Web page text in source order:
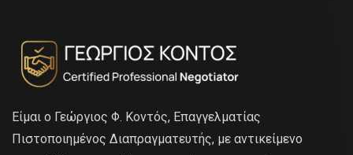
Είμαι ο Γεώργιος Φ. Κοντός, Επαγγελματίας
Πιστοποιημένος Διαπραγματευτής, με αντικείμενο